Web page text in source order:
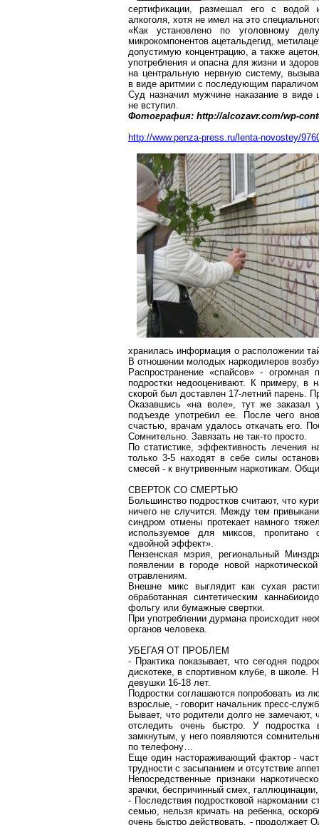
сертификации, размешал его с
алкоголя, хотя не имел на это
«Как установлено по уголовному
микрокомпонентов ацетальдегид,
допустимую концентрацию, а также
употребления и опасна для жизни и
на центральную нервную систему,
в виде аритмии с последующим
Суд назначил мужчине наказание в
не вступил.
Фотография: http://alcozavr.com/wp-
http://www.penza-press.ru/lenta-novostey/
хранилась информация о расположении
В отношении молодых наркодилеров
Распространение «спайсов» - огромная
подростки недооценивают. К примеру, в
скорой был доставлен 17-летний парень.
Оказавшись «на воле», тут же заказал
подъезде употребил ее. После чего
счастью, врачам удалось откачать его.
Сомнительно. Завязать не так-то просто.
По статистике, эффективность лечения
только 3-5 находят в себе силы
смесей - к внутривенным наркотикам.
СВЕРТОК СО СМЕРТЬЮ
Большинство подростков считают, что
ничего не случится. Между тем
синдром отмены протекает намного
используемое длямиксов, пропитано
«двойной эффект».
Пензенская мэрия, региональный
появлении в городе новой
отравлениям.
Внешне микс выглядит как сухая
обработанная синтетическим
фольгу или бумажные свертки.
При употреблении дурмана происходит
органов человека.
УБЕГАЯ ОТ ПРОБЛЕМ
- Практика показывает, что сегодня
дискотеке, в спортивном клубе, в школе.
девушки 16-18 лет.
Подростки соглашаются попробовать из
взрослые, - говорит начальник пресс-
Бывает, что родители долго не замечают,
отследить очень быстро. У подростка
замкнутым, у него появляются
по телефону…
Еще один настораживающий фактор -
трудности с засыпанием и отсутствие
Непосредственные признаки
зрачки, беспричинный смех,
- Последствия подростковой наркомании
семью, нельзя кричать на ребенка,
очень быстро действовать, - продолжает